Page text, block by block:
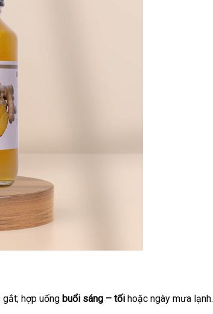
gắt; hợp uống buổi sáng – tốihoặc ngày mưa lạnh.